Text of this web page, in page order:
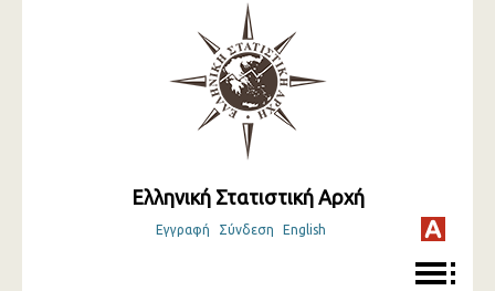
Ελληνική Στατιστική Αρχή
Εγγραφή Σύνδεση English